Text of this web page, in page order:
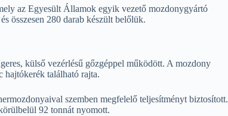
az Egyesült Államok egyik vezető mozdonygyártó
összesen 280 darab készült belőlük.
külső vezérlésű gőzgéppel működött. A mozdony
hajtókerék található rajta.
szemben megfelelő teljesítményt biztosított.
92 tonnát nyomott.